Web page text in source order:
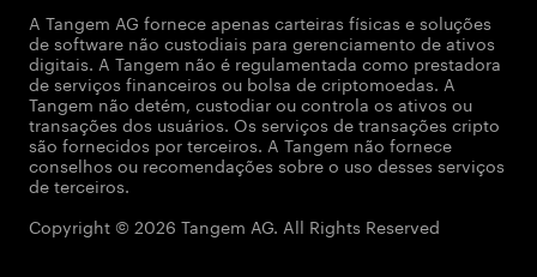
A Tangem AG fornece apenas carteiras físicas e soluções
de software não custodiais para gerenciamento de ativos
digitais. A Tangem não é regulamentada como prestadora
de serviços financeiros ou bolsa de criptomoedas. A
Tangem não detém, custodiar ou controla os ativos ou
transações dos usuários. Os serviços de transações cripto
são fornecidos por terceiros. A Tangem não fornece
conselhos ou recomendações sobre o uso desses serviços
de terceiros.